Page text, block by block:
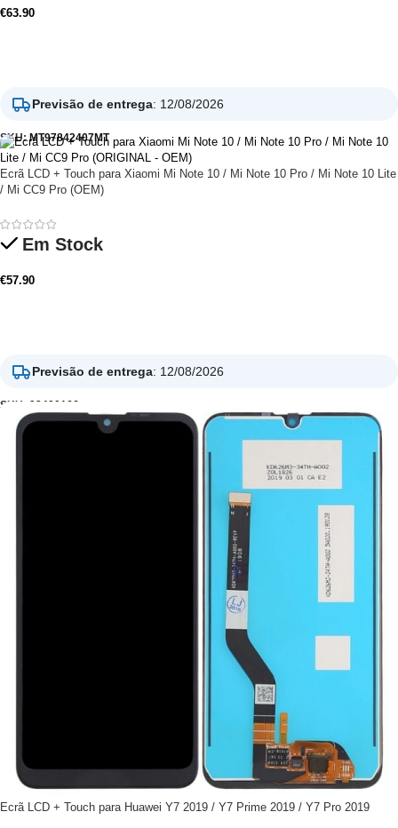
€63.90
Previsão de entrega: 12/08/2026
SKU:MT97842407MT
Ecrã LCD + Touch para Xiaomi Mi Note 10 / Mi Note 10 Pro / Mi Note 10 Lite
/ Mi CC9 Pro (OEM)
Em Stock
€57.90
Previsão de entrega: 12/08/2026
SKU: 99400166
Ecrã LCD + Touch para Huawei Y7 2019 / Y7 Prime 2019 / Y7 Pro 2019